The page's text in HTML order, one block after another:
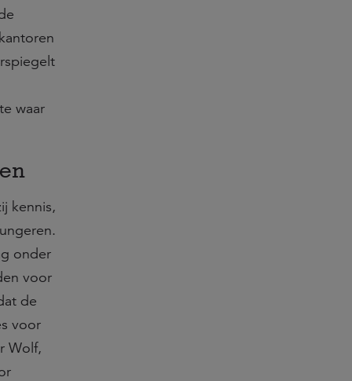
waar
kennis,
onder
voor
de
voor
Wolf,